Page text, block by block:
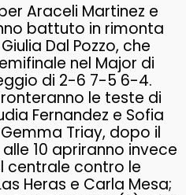
Araceli Martinez e
battuto in rimonta
Dal Pozzo, che
nel Major di
di 2-6 7-5 6-4.
le teste di
Fernandez e Sofia
Triay, dopo il
10 apriranno invece
centrale contro le
Heras e Carla Mesa;